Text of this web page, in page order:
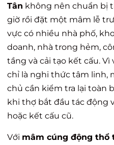
Tân không nên chuẩn bị
giờ rồi đặt một mâm lễ
vực có nhiều nhà phố,
doanh, nhà trong hẻm,
tầng và cải tạo kết cấu.
chỉ là nghi thức tâm linh,
chủ cần kiểm tra lại toàn
khi thợ bắt đầu tác động
hoặc kết cấu cũ.
Với mâm cúng động thổ